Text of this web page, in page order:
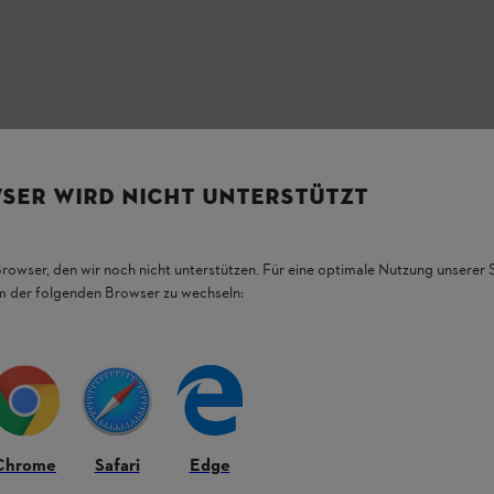
να βοηθήσουν στην απομάκρυνση των
τρεις θέσεις για ρύθμιση του μήκους,
ο διακόπτης και η μπάρα ασφαλείας
παιχνιδιάρικο τρόπο.
WIRD NICHT UNTERSTÜTZT
den wir noch nicht unterstützen. Für eine optimale Nutzung unserer
der folgenden Browser zu wechseln:
Safari Edge